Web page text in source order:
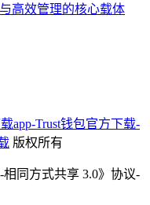
高效管理的核心载体
app-Trust钱包官方下载-
版权所有
同方式共享 3.0》协议-